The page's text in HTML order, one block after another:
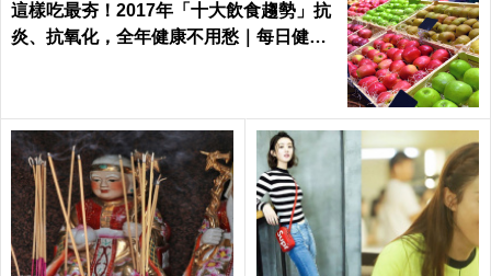
這樣吃最夯！2017年「十大飲食趨勢」抗
炎、抗氧化，全年健康不用愁｜每日健康